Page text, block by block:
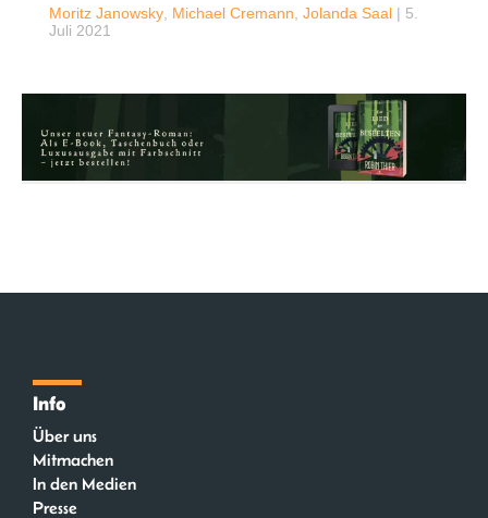
Moritz Janowsky Michael Cremann Jolanda Saal | 5.
Juli 2021
Info
Über uns
Mitmachen
In den Medien
Presse